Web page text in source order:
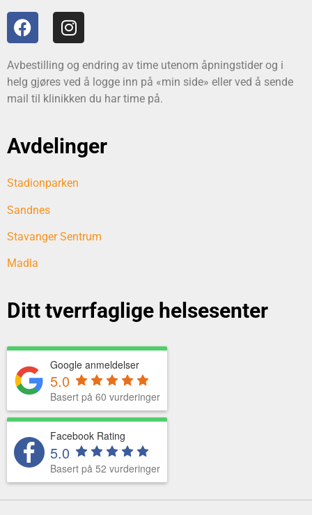
Avbestilling og endring av time utenom åpningstider og i
helg gjøres ved å logge inn på «min side» eller ved å sende
mail til klinikken du har time på.
Avdelinger
Stadionparken
Sandnes
Stavanger Sentrum
Madla
Ditt tverrfaglige helsesenter
Google anmeldelser
5.0
Basert på 60 vurderinger
Facebook Rating
5.0
Basert på 52 vurderinger